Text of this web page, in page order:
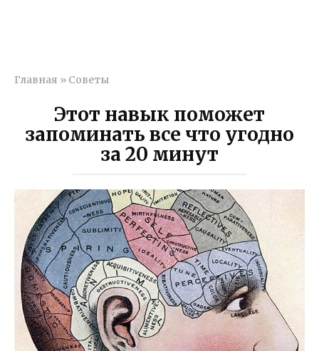
Главная » Советы
Этот навык поможет
запоминать все что угодно
за 20 минут